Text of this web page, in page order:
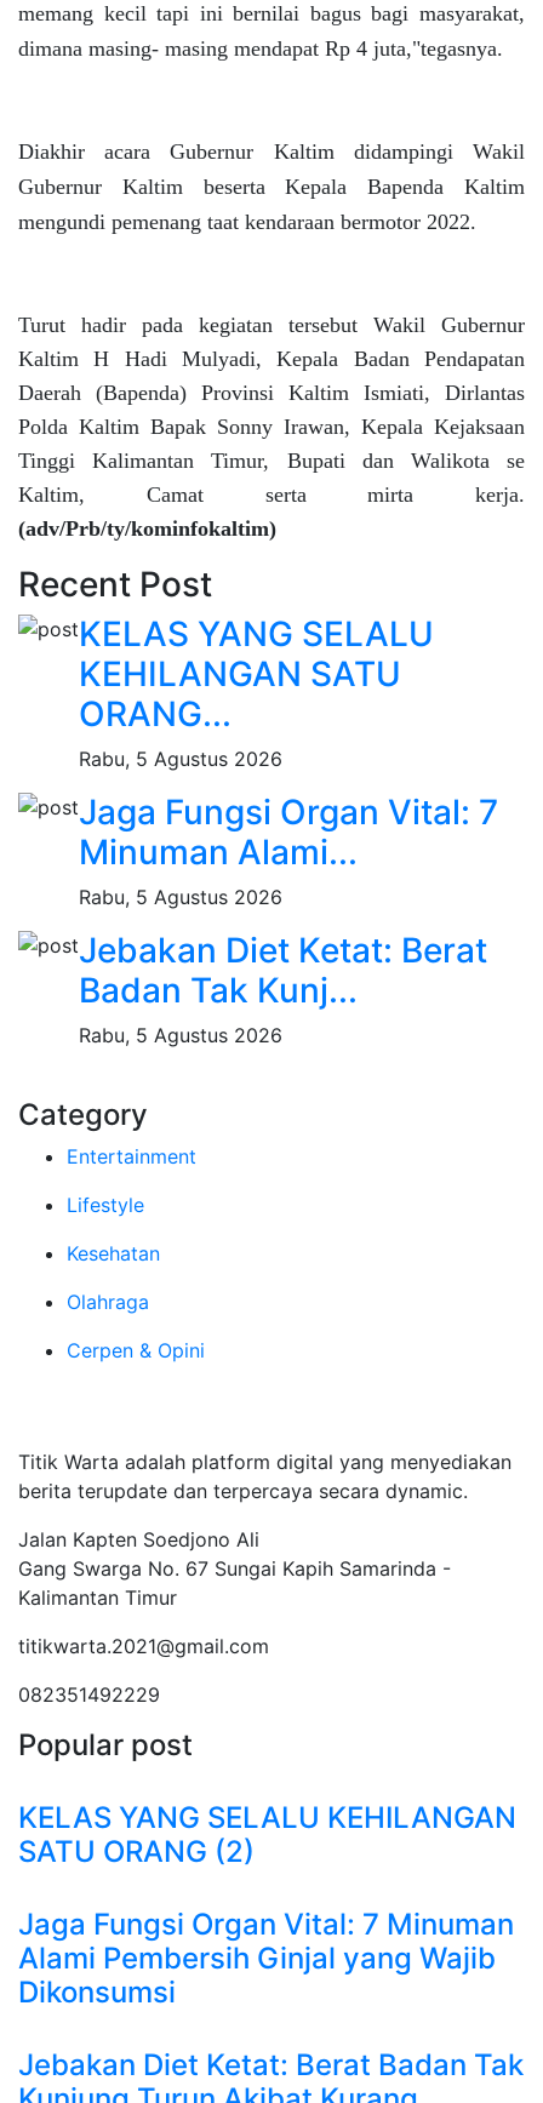
memang kecil tapi ini bernilai bagus bagi masyarakat,
dimana masing- masing mendapat Rp 4 juta,"tegasnya.
Diakhir acara Gubernur Kaltim didampingi Wakil
Gubernur Kaltim beserta Kepala Bapenda Kaltim
mengundi pemenang taat kendaraan bermotor 2022.
Turut hadir pada kegiatan tersebut Wakil Gubernur
Kaltim H Hadi Mulyadi, Kepala Badan Pendapatan
Daerah (Bapenda) Provinsi Kaltim Ismiati, Dirlantas
Polda Kaltim Bapak Sonny Irawan, Kepala Kejaksaan
Tinggi Kalimantan Timur, Bupati dan Walikota se
Kaltim, Camat serta mirta kerja.
(adv/Prb/ty/kominfokaltim)
Recent Post
KELAS YANG SELALU
KEHILANGAN SATU
ORANG...
Rabu, 5 Agustus 2026
Jaga Fungsi Organ Vital: 7
Minuman Alami...
Rabu, 5 Agustus 2026
Jebakan Diet Ketat: Berat
Badan Tak Kunj...
Rabu, 5 Agustus 2026
Category
Entertainment
Lifestyle
Kesehatan
Olahraga
Cerpen & Opini
Titik Warta adalah platform digital yang menyediakan
berita terupdate dan terpercaya secara dynamic.
Jalan Kapten Soedjono Ali
Gang Swarga No. 67 Sungai Kapih Samarinda -
Kalimantan Timur
titikwarta.2021@gmail.com
082351492229
Popular post
KELAS YANG SELALU KEHILANGAN
SATU ORANG (2)
Jaga Fungsi Organ Vital: 7 Minuman
Alami Pembersih Ginjal yang Wajib
Dikonsumsi
Jebakan Diet Ketat: Berat Badan Tak